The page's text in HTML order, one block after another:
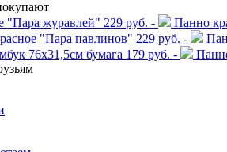
"Пара журавлей" 229 руб. - Панно
"Пара павлинов" 229 руб. -
76х31,5см бумага 179 руб. -